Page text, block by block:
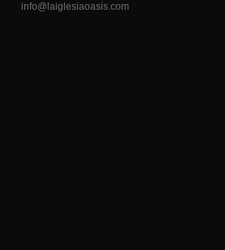
info@laiglesiaoasis.com